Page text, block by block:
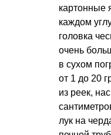
картонные
каждом
головка
очень
в сухом
от 1 до 20
из реек,
лук на